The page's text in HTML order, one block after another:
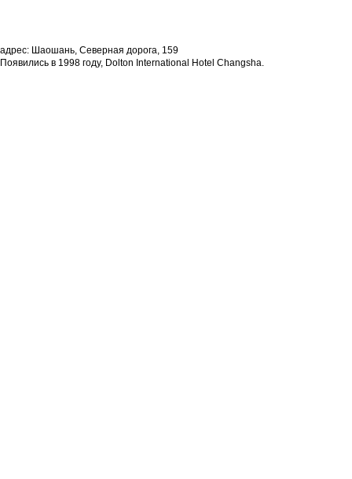
адрес: Шаошань, Северная дорога, 159
Появились в 1998 году, Dolton International Hotel Changsha.